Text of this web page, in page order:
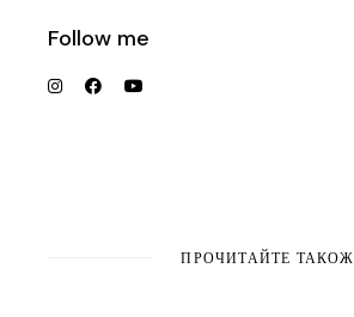
Follow me
ПРОЧИТАЙТЕ ТАКОЖ